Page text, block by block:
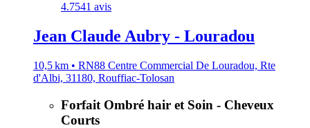
4.7541 avis
Jean Claude Aubry - Louradou
10,5 km • RN88 Centre Commercial De Louradou, Rte
d'Albi, 31180, Rouffiac-Tolosan
Forfait Ombré hair et Soin - Cheveux
Courts